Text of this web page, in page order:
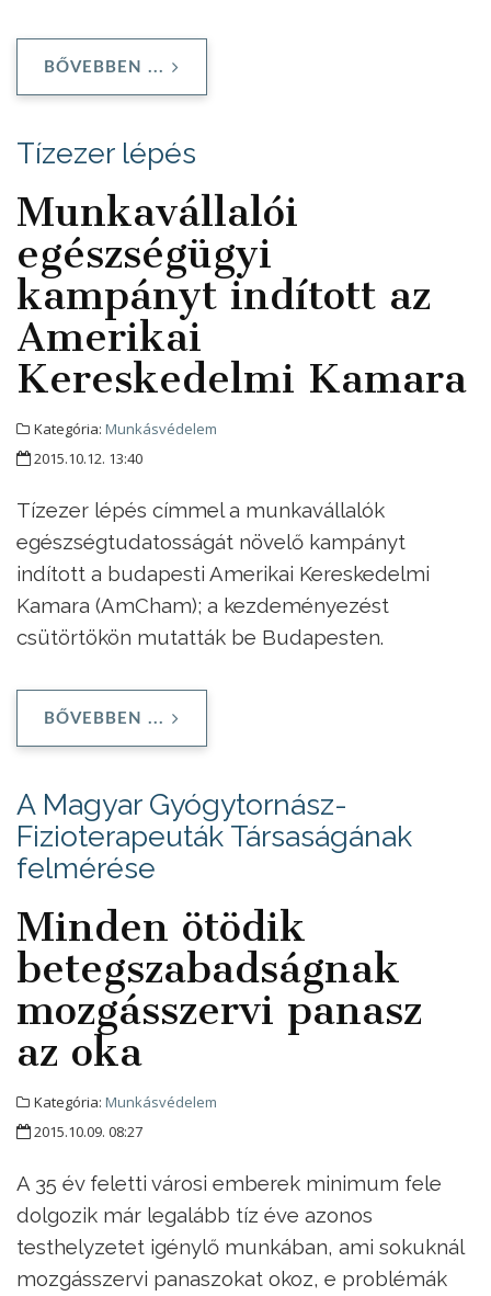
BŐVEBBEN ...
Tízezer lépés
Munkavállalói
egészségügyi
kampányt indított az
Amerikai
Kereskedelmi Kamara
Kategória: Munkásvédelem
2015.10.12. 13:40
Tízezer lépés címmel a munkavállalók
egészségtudatosságát növelő kampányt
indított a budapesti Amerikai Kereskedelmi
Kamara (AmCham); a kezdeményezést
csütörtökön mutatták be Budapesten.
BŐVEBBEN ...
A Magyar Gyógytornász-
Fizioterapeuták Társaságának
felmérése
Minden ötödik
betegszabadságnak
mozgásszervi panasz
az oka
Kategória: Munkásvédelem
2015.10.09. 08:27
A 35 év feletti városi emberek minimum fele
dolgozik már legalább tíz éve azonos
testhelyzetet igénylő munkában, ami sokuknál
mozgásszervi panaszokat okoz, e problémák